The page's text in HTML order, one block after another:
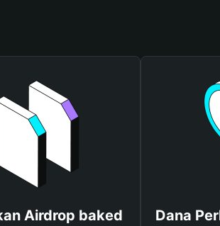
Airdrop baked
Dana